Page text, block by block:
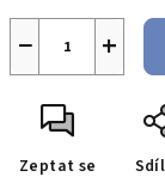
+
−
Zeptat se